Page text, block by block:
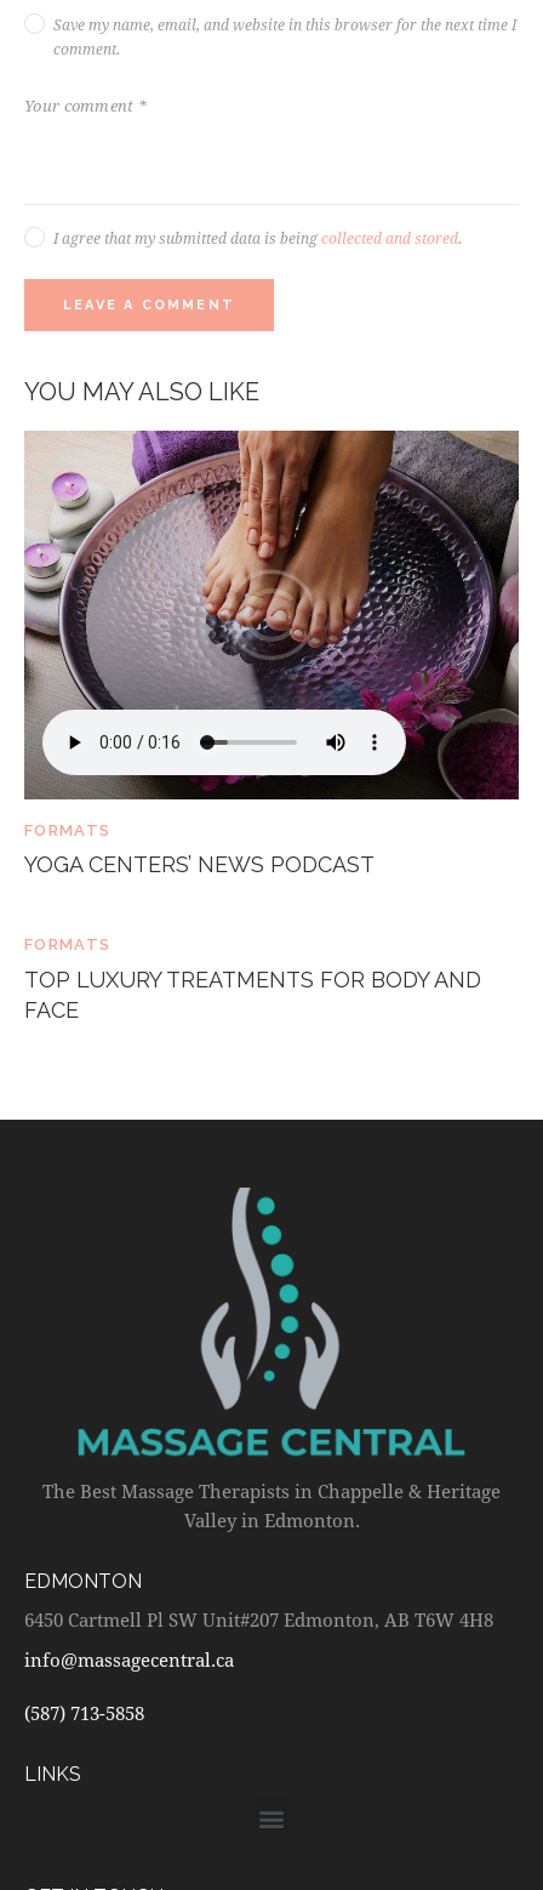
Save my name, email, and website in this browser for the next time I
comment.
I agree that my submitted data is beingcollected and stored.
YOU MAY ALSO LIKE
FORMATS
YOGA CENTERS’ NEWS PODCAST
FORMATS
TOP LUXURY TREATMENTS FOR BODY AND
FACE
The Best Massage Therapists in Chappelle & Heritage
Valley in Edmonton.
EDMONTON
6450 Cartmell Pl SW Unit#207 Edmonton, AB T6W 4H8
info@massagecentral.ca
(587) 713-5858
LINKS